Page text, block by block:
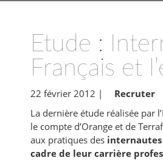
Etude :
Français et
22 février 2012 |
Recruter
La dernière étude réalisée par
le compte d’Orange et de
aux pratiques des internautes
cadre de leur carrière